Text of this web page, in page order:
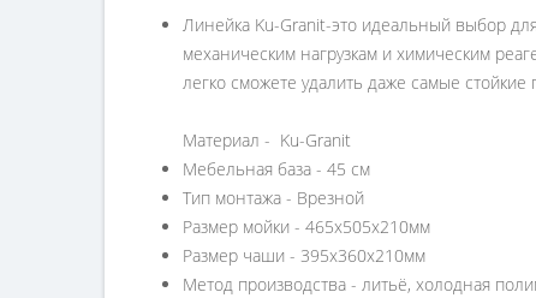
Линейка Ku-Granit-это идеальный выбор
механическим нагрузкам и химическим
легко сможете удалить даже самые стойкие
Материал - Ku-Granit
Мебельная база - 45 см
Тип монтажа - Врезной
Размер мойки - 465х505х210мм
Размер чаши - 395х360х210мм
Метод производства - литьё, холодная